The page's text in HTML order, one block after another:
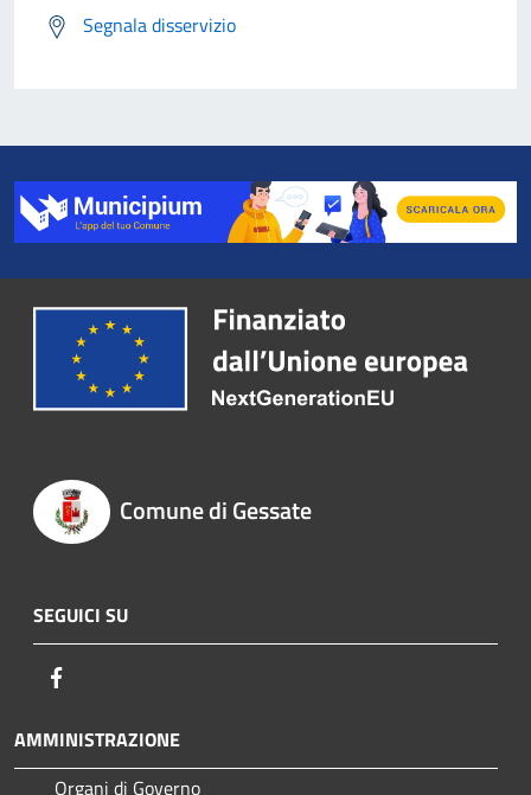
Segnala disservizio
Comune di Gessate
SEGUICI SU
AMMINISTRAZIONE
Organi di Governo